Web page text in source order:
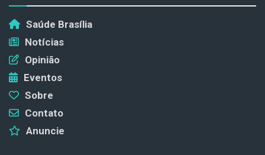
Saúde Brasília
Notícias
Opinião
Eventos
Sobre
Contato
Anuncie